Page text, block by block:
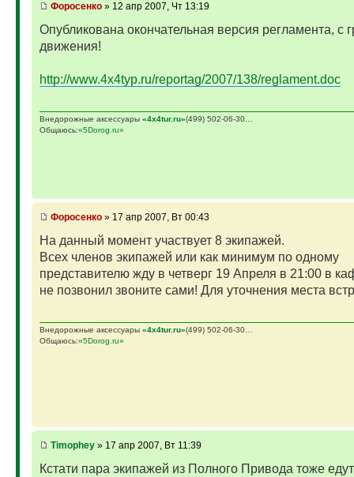
Фopoceнкo» 12 апр 2007, Чт 13:19
Опубликована окончательная версия регламента, с
движения!
http://www.4x4typ.ru/reportag/2007/138/reglament.doc
Внедорожные аксессуары «4х4tur.ru»(499) 502-06-30…
Общаюсь:«5Dorog.ru»
Фopoceнкo» 17 апр 2007, Вт 00:43
На данный момент участвует 8 экипажей.
Всех членов экипажей или как минимум по одному
представителю жду в четверг 19 Апреля в 21:00 в
не позвонил звоните сами! Для уточнения места
Внедорожные аксессуары «4х4tur.ru»(499) 502-06-30…
Общаюсь:«5Dorog.ru»
Timophey» 17 апр 2007, Вт 11:39
Кстати пара экипажей из Полного Привода тоже